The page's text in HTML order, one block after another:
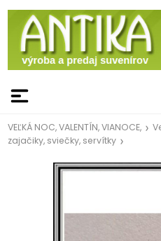
VEĽKÁ NOC, VALENTÍN, VIANOCE,
zajačiky, sviečky, servítky